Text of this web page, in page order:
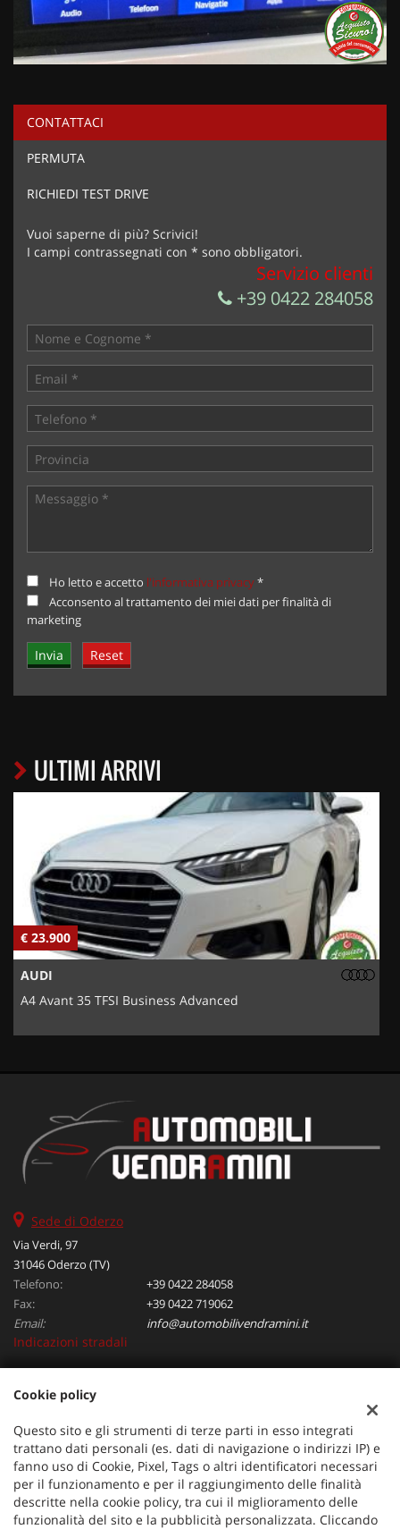
CONTATTACI
PERMUTA
RICHIEDI TEST DRIVE
Vuoi saperne di più? Scrivici!
I campi contrassegnati con * sono obbligatori.
Servizio clienti
+39 0422 284058
Ho letto e accetto l'informativa privacy*
Acconsento al trattamento dei miei dati per finalità di
marketing
ULTIMI ARRIVI
€ 23.900
AUDI
A4 Avant 35 TFSI Business Advanced
Sede di Oderzo
Via Verdi, 97
31046 Oderzo (TV)
Telefono:
+39 0422 284058
Fax:
+39 0422 719062
Email:
info@automobilivendramini.it
Indicazioni stradali
Dati fiscali:
Automobili Vendramini srl
Via Verdi, 97, Oderzo (TV)
C.F/P.IVA:04823130267
Registro delle imprese:TV
Cookie policy
Questo sito e gli strumenti di terze parti in esso integrati
trattano dati personali (es. dati di navigazione o indirizzi IP) e
fanno uso di Cookie, Pixel, Tags o altri identificatori necessari
per il funzionamento e per il raggiungimento delle finalità
descritte nella cookie policy, tra cui il miglioramento delle
funzionalità del sito e la pubblicità personalizzata. Cliccando